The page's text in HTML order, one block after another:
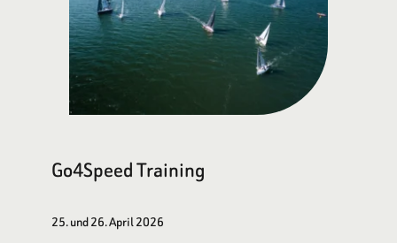
Go4Speed Training
25. und 26. April 2026